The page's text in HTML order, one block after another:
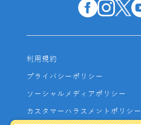
利用規約
プライバシーポリシー
ソーシャルメディアポリシー
カスタマーハラスメントポリシー